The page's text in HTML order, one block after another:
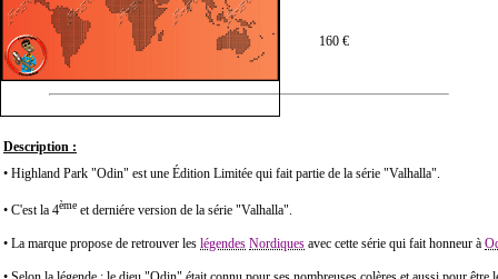
Prix moyen en 70 cl : 160 €
Description :
• Highland Park "Odin" est une Édition Limitée qui fait partie de la série "Valhalla".
• C'est la 4ème et derniére version de la série "Valhalla".
• La marque propose de retrouver les légendes Nordiques avec cette série qui fait honneur à